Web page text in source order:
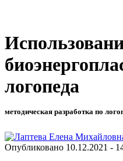
логопеда
методическая разработка по
Опубликовано 10.12.2021 -